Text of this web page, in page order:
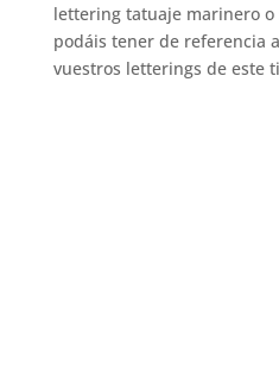
lettering tatuaje marinero
podáis tener de referencia
vuestros letterings de este